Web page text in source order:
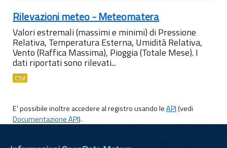
Rilevazioni meteo - Meteomatera
Valori estremali (massimi e minimi) di Pressione
Relativa, Temperatura Esterna, Umidità Relativa,
Vento (Raffica Massima), Pioggia (Totale Mese). I
dati riportati sono rilevati...
CSV
E' possibile inoltre accedere al registro usando leAPI(vedi
Documentazione API).